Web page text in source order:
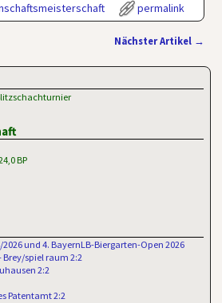
permalink
Nächster Artikel →
BP
und 4. BayernLB-Biergarten-Open 2026
Brey/spiel raum 2:2
2:2
Patentamt 2:2